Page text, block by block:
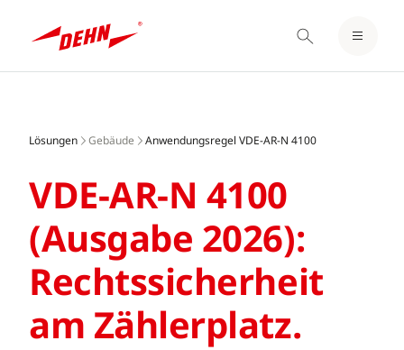
content
EINLOGGEN / REGISTRIEREN
Lösungen Gebäude Anwendungsregel VDE-AR-N 4100
VDE-AR-N 4100
(Ausgabe 2026):
Rechtssicherheit
am Zählerplatz.